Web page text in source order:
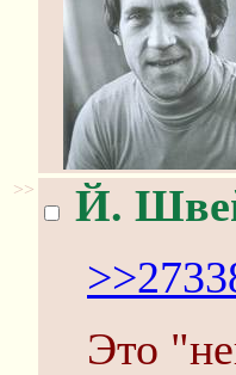
>> Й.
Это